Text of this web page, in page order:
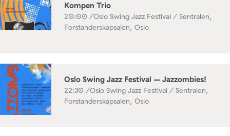
Kompen Trio
20:00 /Oslo Swing Jazz Festival / Sentralen,
Forstanderskapsalen, Oslo
Oslo Swing Jazz Festival – Jazzombies!
22:30 /Oslo Swing Jazz Festival / Sentralen,
Forstanderskapsalen, Oslo